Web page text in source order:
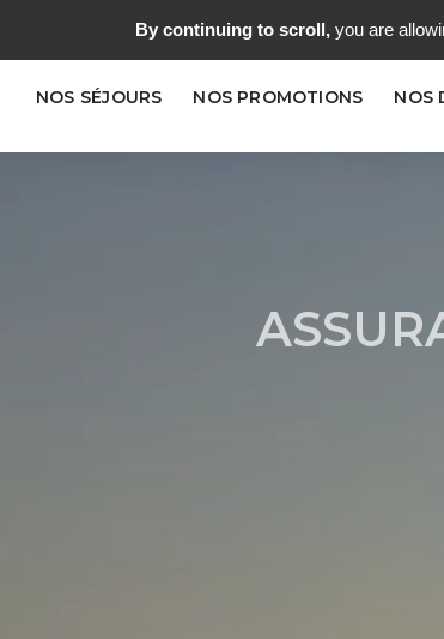
OCEANES@OCEANES.COM
NOS SÉJOURS NOS PROMOTIONS NOS
By continuing to scroll, you are